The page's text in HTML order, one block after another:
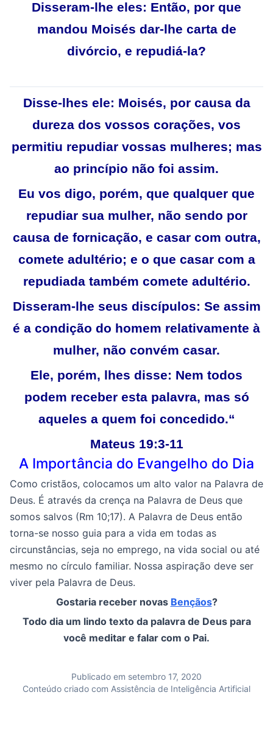
Disseram-lhe eles: Então, por que
mandou Moisés dar-lhe carta de
divórcio, e repudiá-la?
Disse-lhes ele: Moisés, por causa da
dureza dos vossos corações, vos
permitiu repudiar vossas mulheres; mas
ao princípio não foi assim.
Eu vos digo, porém, que qualquer que
repudiar sua mulher, não sendo por
causa de fornicação, e casar com outra,
comete adultério; e o que casar com a
repudiada também comete adultério.
Disseram-lhe seus discípulos: Se assim
é a condição do homem relativamente à
mulher, não convém casar.
Ele, porém, lhes disse: Nem todos
podem receber esta palavra, mas só
aqueles a quem foi concedido.“
Mateus 19:3-11
A Importância do Evangelho do Dia
Como cristãos, colocamos um alto valor na Palavra de
Deus. É através da crença na Palavra de Deus que
somos salvos (Rm 10;17). A Palavra de Deus então
torna-se nosso guia para a vida em todas as
circunstâncias, seja no emprego, na vida social ou até
mesmo no círculo familiar. Nossa aspiração deve ser
viver pela Palavra de Deus.
Gostaria receber novas Bençãos?
Todo dia um lindo texto da palavra de Deus para
você meditar e falar com o Pai.
Publicado em setembro 17, 2020
Conteúdo criado com Assistência de Inteligência Artificial